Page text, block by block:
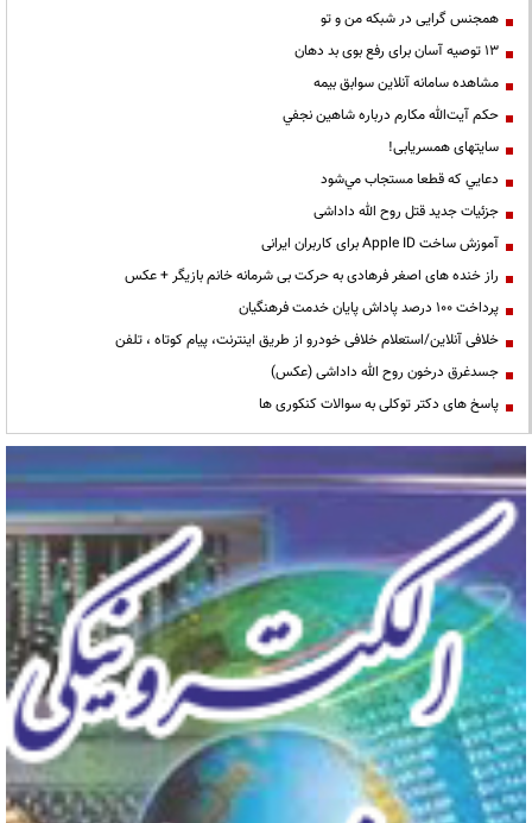
همجنس گرایی در شبکه من و تو
13 توصیه آسان برای رفع بوی بد دهان
مشاهده سامانه آنلاين سوابق بیمه
حكم آيت‌الله مكارم درباره شاهين نجفي
سایتهای همسریابی!
دعايي كه قطعا مستجاب مي‌شود
جزئیات جدید قتل روح الله داداشی
آموزش ساخت Apple ID برای کاربران ایرانی
راز خنده های اصغر فرهادی به حرکت بی شرمانه خانم بازیگر + عکس
پرداخت ۱۰۰ درصد پاداش پایان خدمت فرهنگیان
خلافی آنلاین/استعلام خلافی خودرو از طریق اینترنت، پیام کوتاه ، تلفن
جسدغرق درخون روح الله داداشی (عکس)
پاسخ های دکتر توکلی به سوالات کنکوری ها